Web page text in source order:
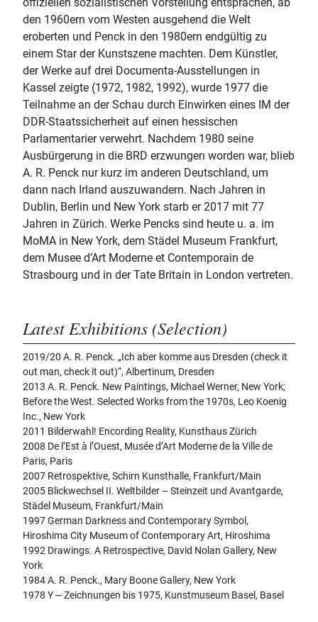
offiziellen sozialistischen Vorstellung entsprachen, ab
den 1960ern vom Westen ausgehend die Welt
eroberten und Penck in den 1980ern endgültig zu
einem Star der Kunstszene machten. Dem Künstler,
der Werke auf drei Documenta-Ausstellungen in
Kassel zeigte (1972, 1982, 1992), wurde 1977 die
Teilnahme an der Schau durch Einwirken eines IM der
DDR-Staatssicherheit auf einen hessischen
Parlamentarier verwehrt. Nachdem 1980 seine
Ausbürgerung in die BRD erzwungen worden war, blieb
A. R. Penck nur kurz im anderen Deutschland, um
dann nach Irland auszuwandern. Nach Jahren in
Dublin, Berlin und New York starb er 2017 mit 77
Jahren in Zürich. Werke Pencks sind heute u. a. im
MoMA in New York, dem Städel Museum Frankfurt,
dem Musee d’Art Moderne et Contemporain de
Strasbourg und in der Tate Britain in London vertreten.
Latest Exhibitions (Selection)
2019/20 A. R. Penck. „Ich aber komme aus Dresden (check it
out man, check it out)“, Albertinum, Dresden
2013 A. R. Penck. New Paintings, Michael Werner, New York;
Before the West. Selected Works from the 1970s, Leo Koenig
Inc., New York
2011 Bilderwahl! Encording Reality, Kunsthaus Zürich
2008 De l’Est à l’Ouest, Musée d’Art Moderne de la Ville de
Paris, Paris
2007 Retrospektive, Schirn Kunsthalle, Frankfurt/Main
2005 Blickwechsel II. Weltbilder – Steinzeit und Avantgarde,
Städel Museum, Frankfurt/Main
1997 German Darkness and Contemporary Symbol,
Hiroshima City Museum of Contemporary Art, Hiroshima
1992 Drawings. A Retrospective, David Nolan Gallery, New
York
1984 A. R. Penck., Mary Boone Gallery, New York
1978 Y ‒ Zeichnungen bis 1975, Kunstmuseum Basel, Basel